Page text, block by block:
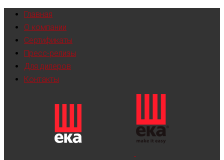
Главная
О компании
Сертификаты
Пресс-релизы
Для дилеров
Контакты